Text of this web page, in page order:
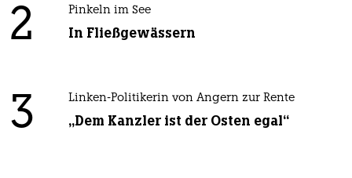
2 Pinkeln im See
In Fließgewässern
3 Linken-Politikerin von Angern zur Rente
„Dem Kanzler ist der Osten egal“